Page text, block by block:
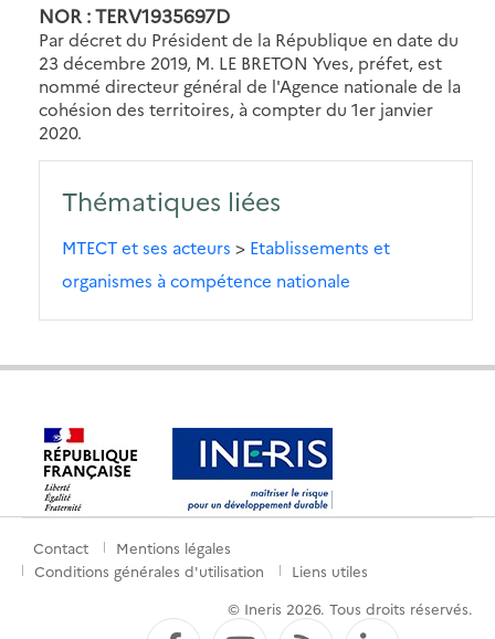
NOR : TERV1935697D
Par décret du Président de la République en date du
23 décembre 2019, M. LE BRETON Yves, préfet, est
nommé directeur général de l'Agence nationale de la
cohésion des territoires, à compter du 1er janvier
2020.
Thématiques liées
MTECT et ses acteurs > Etablissements et
organismes à compétence nationale
Menu
Contact
Mentions légales
Conditions générales d'utilisation
Liens utiles
© Ineris 2026. Tous droits réservés.